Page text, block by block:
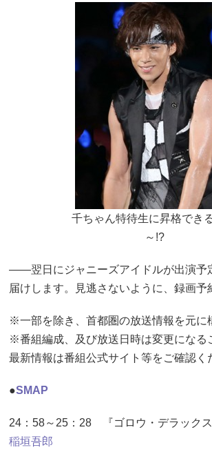
千ちゃん特待生に昇格でき
～!?
――翌日にジャニーズアイドルが出演予
届けします。見逃さないように、録画予
※一部を除き、首都圏の放送情報を元に
※番組編成、及び放送日時は変更になる
最新情報は番組公式サイト等をご確認く
●SMAP
24：58～25：28 『ゴロウ・デラック
稲垣吾郎